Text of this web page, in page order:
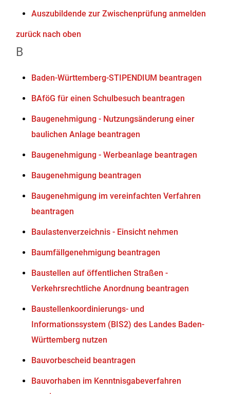
Auszubildende zur Zwischenprüfung anmelden
zurück nach oben
B
Baden-Württemberg-STIPENDIUM beantragen
BAföG für einen Schulbesuch beantragen
Baugenehmigung - Nutzungsänderung einer
baulichen Anlage beantragen
Baugenehmigung - Werbeanlage beantragen
Baugenehmigung beantragen
Baugenehmigung im vereinfachten Verfahren
beantragen
Baulastenverzeichnis - Einsicht nehmen
Baumfällgenehmigung beantragen
Baustellen auf öffentlichen Straßen -
Verkehrsrechtliche Anordnung beantragen
Baustellenkoordinierungs- und
Informationssystem (BIS2) des Landes Baden-
Württemberg nutzen
Bauvorbescheid beantragen
Bauvorhaben im Kenntnisgabeverfahren